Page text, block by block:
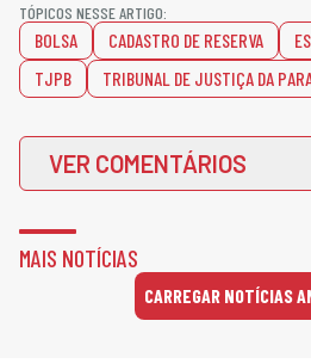
TÓPICOS NESSE ARTIGO:
BOLSA CADASTRO DE RESERVA
TJPB
TRIBUNAL DE JUSTIÇA DA
VER COMENTÁRIOS
MAIS NOTÍCIAS
CARREGAR NOTÍCIAS